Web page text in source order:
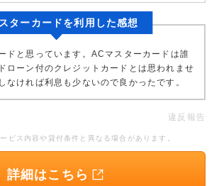
ターカードを利用した感想
ドと思っています。ACマスターカードは誰
ローン付のクレジットカードとは思われませ
なければ利息も少ないので良かったです。
違反報告
ビス内容や貸付条件と異なる場合があります。
詳細はこちら